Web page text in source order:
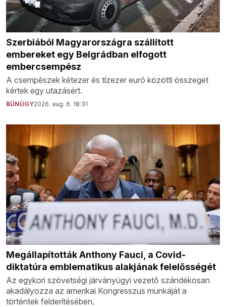
Szerbiából Magyarországra szállított
embereket egy Belgrádban elfogott
embercsempész
A csempészek kétezer és tízezer euró közötti összeget
kértek egy utazásért.
BŰNÜGY2026. aug. 6. 18:31
Megállapították Anthony Fauci, a Covid-
diktatúra emblematikus alakjának felelősségét
Az egykori szövetségi járványügyi vezető szándékosan
akadályozza az amerikai Kongresszus munkáját a
történtek felderítésében.